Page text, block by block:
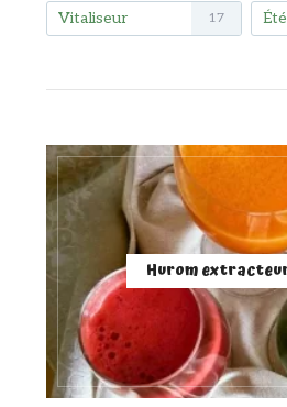
Vitaliseur 17 Été
Hurom